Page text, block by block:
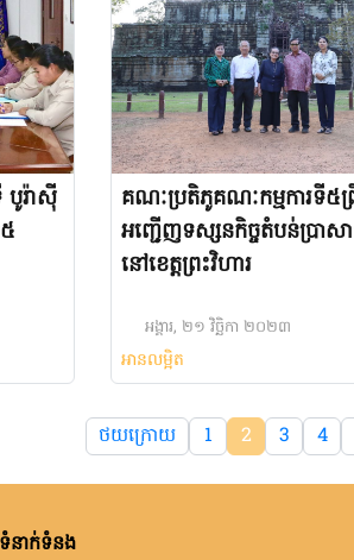
រ៉ាស៊ី
គណៈប្រតិភូគណៈកម្មការទី៥ព្
អញ្ជើញទស្សនកិច្ចតំបន់ប្រាសា
នៅខេត្តព្រះវិហារ
អង្គារ, ២១ វិច្ឆិកា ២០២៣
អានលម្អិត
ថយក្រោយ 1 2 3 4
នាក់ទំនង